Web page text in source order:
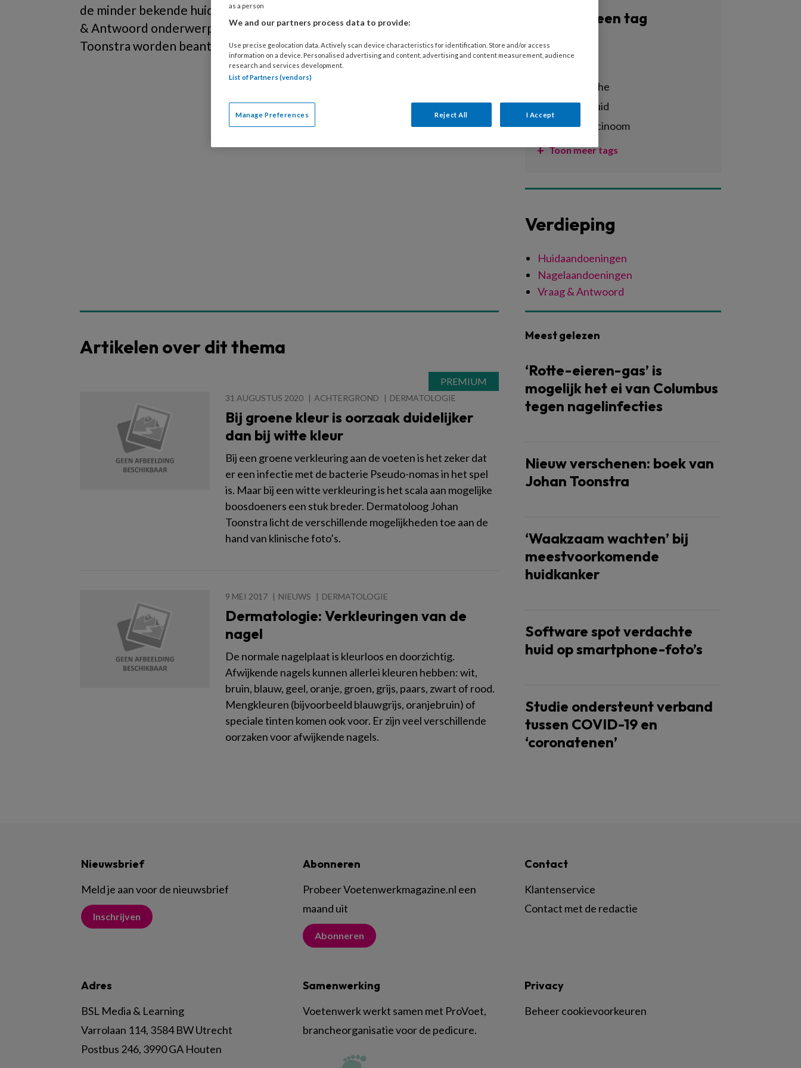
de minder bekende huid- en nagelaandoeningen. Ook vind je hier de Vraag
& Antwoord onderwerpen die in het blad door dermatoloog Johan
Toonstra worden beantwoord.
Filter op een tag
Alle tags
atrofie blanche
atrofische huid
basaalcelcarcinoom
Toon meer tags
Verdieping
Huidaandoeningen
Nagelaandoeningen
Vraag & Antwoord
Artikelen over dit thema
31 AUGUSTUS 2020 ACHTERGROND DERMATOLOGIE
Bij groene kleur is oorzaak duidelijker
dan bij witte kleur
Bij een groene verkleuring aan de voeten is het zeker dat
er een infectie met de bacterie Pseudo-nomas in het spel
is. Maar bij een witte verkleuring is het scala aan mogelijke
boosdoeners een stuk breder. Dermatoloog Johan
Toonstra licht de verschillende mogelijkheden toe aan de
hand van klinische foto’s.
9 MEI 2017 NIEUWS DERMATOLOGIE
Dermatologie: Verkleuringen van de
nagel
De normale nagelplaat is kleurloos en doorzichtig.
Afwijkende nagels kunnen allerlei kleuren hebben: wit,
bruin, blauw, geel, oranje, groen, grijs, paars, zwart of rood.
Mengkleuren (bijvoorbeeld blauwgrijs, oranjebruin) of
speciale tinten komen ook voor. Er zijn veel verschillende
oorzaken voor afwijkende nagels.
Meest gelezen
‘Rotte-eieren-gas’ is
mogelijk het ei van Columbus
tegen nagelinfecties
Nieuw verschenen: boek van
Johan Toonstra
‘Waakzaam wachten’ bij
meestvoorkomende
huidkanker
Software spot verdachte
huid op smartphone-foto’s
Studie ondersteunt verband
tussen COVID-19 en
‘coronatenen’
Nieuwsbrief
Meld je aan voor de nieuwsbrief
Inschrijven
Abonneren
Probeer Voetenwerkmagazine.nl een
maand uit
Abonneren
Contact
Klantenservice
Contact met de redactie
Adres
BSL Media & Learning
Varrolaan 114, 3584 BW Utrecht
Postbus 246, 3990 GA Houten
Samenwerking
Voetenwerk werkt samen met ProVoet,
brancheorganisatie voor de pedicure.
Privacy
Beheer cookievoorkeuren
as a person
We and our partners process data to provide:
Use precise geolocation data. Actively scan device characteristics for identification. Store and/or access
information on a device. Personalised advertising and content, advertising and content measurement, audience
research and services development.
List of Partners (vendors)
Manage Preferences Reject All I Accept